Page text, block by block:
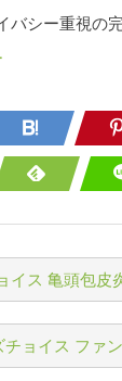
バシー重視の
イス 亀頭包皮
チョイス ファ